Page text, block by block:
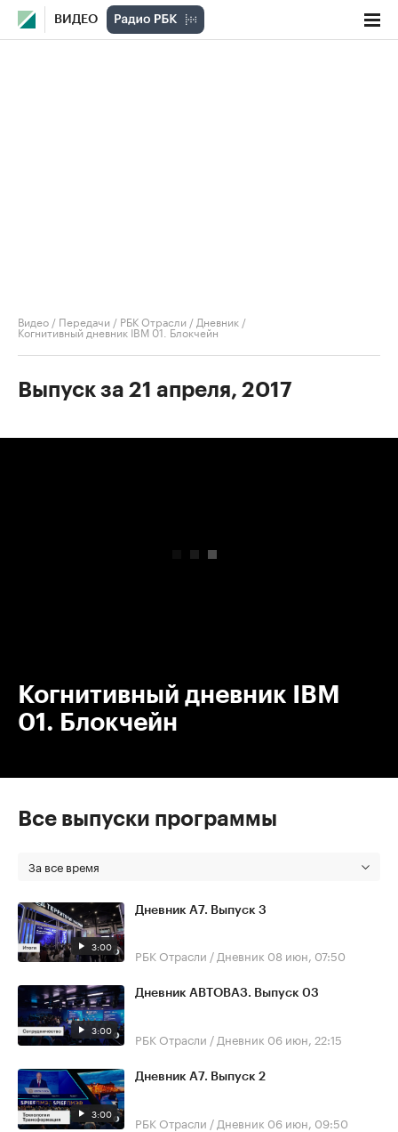
ВИДЕО
Видео / Передачи / РБК Отрасли / Дневник /
Когнитивный дневник IBM 01. Блокчейн
Выпуск за 21 апреля, 2017
Когнитивный дневник IBM
01. Блокчейн
Все выпуски программы
За все время
3:00
Дневник А7. Выпуск 3
РБК Отрасли / Дневник 08 июн, 07:50
3:00
Дневник АВТОВАЗ. Выпуск 03
РБК Отрасли / Дневник 06 июн, 22:15
3:00
Дневник А7. Выпуск 2
РБК Отрасли / Дневник 06 июн, 09:50